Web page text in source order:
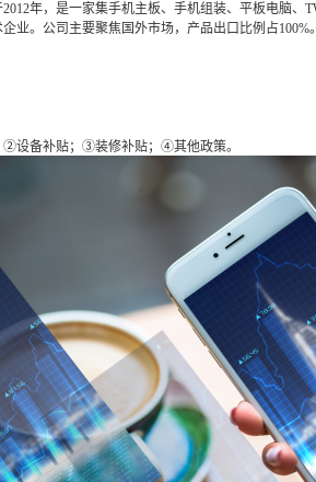
年，是一家集手机主板、手机组装、平板电脑、
业。公司主要聚焦国外市场，产品出口比例占100%
设备补贴；③装修补贴；④其他政策。